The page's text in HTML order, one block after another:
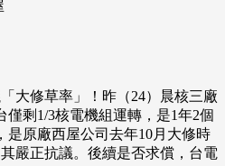
大修草率」！昨（24）晨核三廠
僅剩1/3核電機組運轉，是1年2個
是原廠西屋公司去年10月大修時
嚴正抗議。後續是否求償，台電